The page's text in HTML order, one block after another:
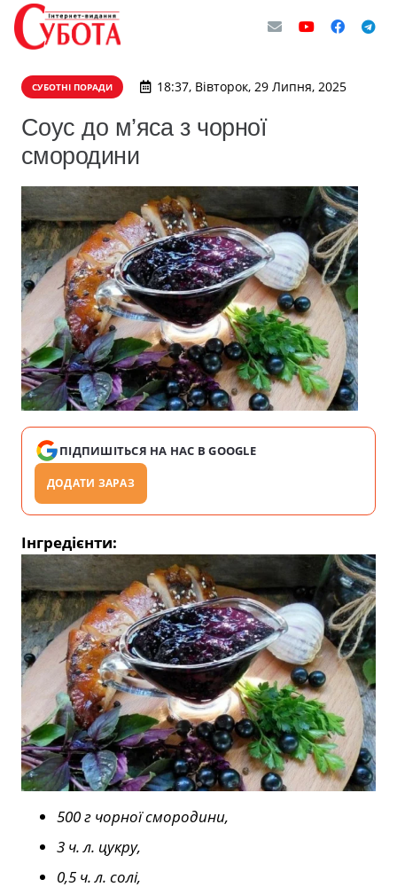
СУБОТНІ ПОРАДИ 18:37, Вівторок, 29 Липня, 2025
Соус до м’яса з чорної
смородини
ПІДПИШІТЬСЯ НА НАС В GOOGLE
ДОДАТИ ЗАРАЗ
Інгредієнти:
500 г чорної смородини,
3 ч. л. цукру,
0,5 ч. л. солі,